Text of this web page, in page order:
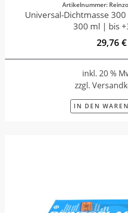
Artikelnummer:
Universal-Dichtmasse
300 ml | bis
29,76 €
inkl. 20 %
zzgl.
IN DEN